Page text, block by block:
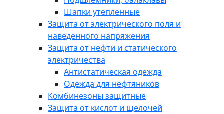
Шапки утепленные
Защита от электрического поля и
наведенного напряжения
Защита от нефти и статического
электричества
Антистатическая одежда
Одежда для нефтяников
Комбинезоны защитные
Защита от кислот и щелочей